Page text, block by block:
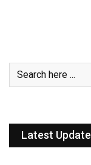
Latest Update